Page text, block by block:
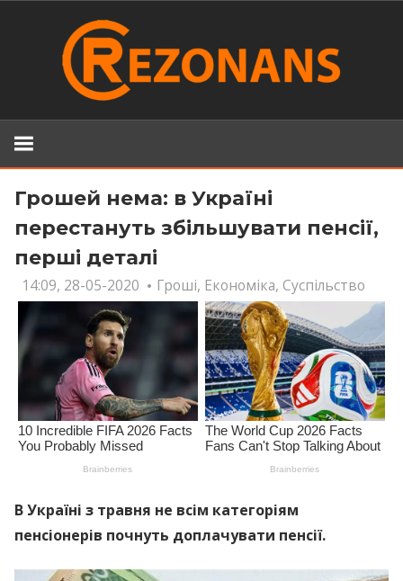
Грошей нема: в Україні
перестануть збільшувати пенсії,
перші деталі
14:09, 28-05-2020 Гроші, Економіка, Суспільство
В Україні з травня не всім категоріям
пенсіонерів почнуть доплачувати пенсії.